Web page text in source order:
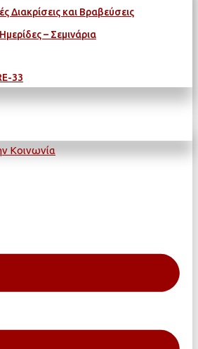
Διακρίσεις και Βραβεύσεις
– Σεμινάρια
33
Κοινωνία